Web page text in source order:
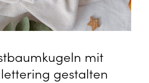
mit
gestalten